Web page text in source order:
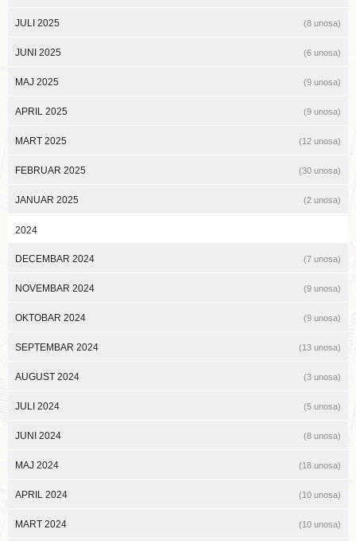
JULI 2025 (8 unosa)
JUNI 2025 (6 unosa)
MAJ 2025 (9 unosa)
APRIL 2025 (9 unosa)
MART 2025 (12 unosa)
FEBRUAR 2025 (30 unosa)
JANUAR 2025 (2 unosa)
2024
DECEMBAR 2024 (7 unosa)
NOVEMBAR 2024 (9 unosa)
OKTOBAR 2024 (9 unosa)
SEPTEMBAR 2024 (13 unosa)
AUGUST 2024 (3 unosa)
JULI 2024 (5 unosa)
JUNI 2024 (8 unosa)
MAJ 2024 (18 unosa)
APRIL 2024 (10 unosa)
MART 2024 (10 unosa)